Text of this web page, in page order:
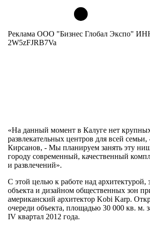
Реклама ООО "Бизнес Глобал Экспо"
2W5zFJRB7Va
«На данный момент в Калуге нет
развлекательных центров для всей
Кирсанов, - Мы планируем занять эту
городу современный, качественный
и развлечений».
С этой целью к работе над архитектурой,
объекта и дизайном общественных зон
американский архитектор Kobi Karp.
очереди объекта, площадью 30 000 кв. м.
IV квартал 2012 года.